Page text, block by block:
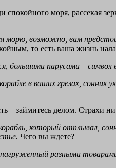
моря, рассекая
морю, возможно, вам
то есть ваша жизнь
большими парусами – символ
в ваших грезах, сонник
– займитесь делом. Страхи
который отплывал,
Чего вы ждете?
разными